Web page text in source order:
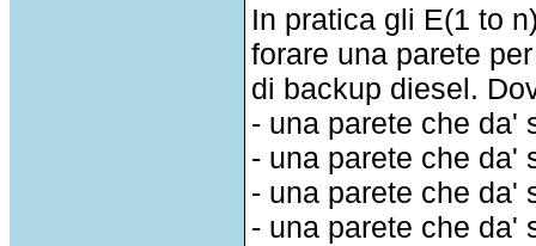
In pratica gli E(1 to
forare una parete
di backup diesel.
- una parete che da'
- una parete che da'
- una parete che da'
- una parete che da'